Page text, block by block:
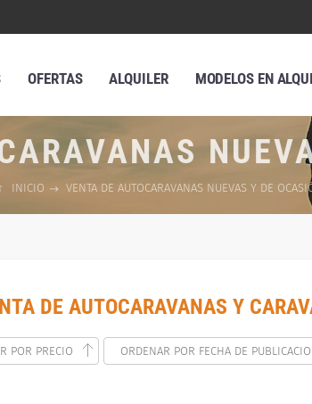
OFERTAS ALQUILER MODELOS EN
INICIO VENTA DE AUTOCARAVANAS NUEVAS Y DE
DE AUTOCARAVANAS Y
POR PRECIO ORDENAR POR FECHA DE